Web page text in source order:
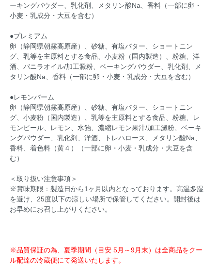
ーキングパウダー、乳化剤、メタリン酸Na、香料（一部に卵・
小麦・乳成分・大豆を含む）
●プレミアム
卵（静岡県朝霧高原産）、砂糖、有塩バター、ショートニン
グ、乳等を主原料とする食品、小麦粉（国内製造）、粉糖、洋
酒、バニラオイル/加工澱粉、ベーキングパウダー、乳化剤、メ
タリン酸Na、香料（一部に卵・小麦・乳成分・大豆を含む）
●レモンバーム
卵（静岡県朝霧高原産）、砂糖、有塩バター、ショートニン
グ、小麦粉（国内製造）、乳等を主原料とする食品、粉糖、レ
モンピール、レモン、水飴、濃縮レモン果汁/加工澱粉、ベーキ
ングパウダー、乳化剤、洋酒、トレハロース、メタリン酸Na、
香料、着色料（黄４）（一部に卵・小麦・乳成分・大豆を含
む）
＜取り扱い注意事項＞
※賞味期限：製造日から1ヶ月以内となっております。高温多湿
を避け、25度以下の涼しい場所で保管してください。開封後は
お早めにお召し上がりください。
※品質保証の為、夏季期間（目安 5月～9月末）は全商品をクー
ル配達の冷蔵便にて発送いたします。